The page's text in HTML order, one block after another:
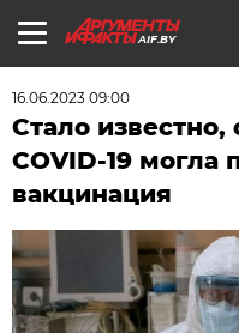
AIF.BY
16.06.2023 09:00
Стало известно,
COVID-19 могла
вакцинация